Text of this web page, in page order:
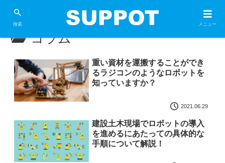
コラム
重い資材を運搬することができ
るラジコンのようなロボットを
知っていますか？
2021.06.29
建設土木現場でロボットの導入
を進めるにあたっての具体的な
手順について解説！
検索 メニュー